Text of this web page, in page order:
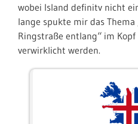
wobei Island definitv nicht
lange spukte mir das
Ringstraße entlang“ im
verwirklicht werden.